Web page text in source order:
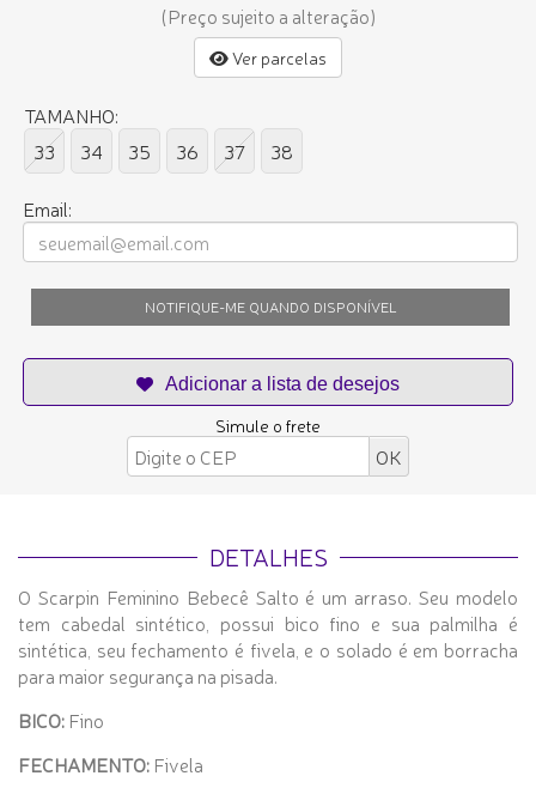
(Preço sujeito a alteração)
Ver parcelas
TAMANHO:
33
34 35 36 37 38
Email:
NOTIFIQUE-ME QUANDO DISPONÍVEL
Simule o frete
DETALHES
O Scarpin Feminino Bebecê Salto é um arraso. Seu modelo
tem cabedal sintético, possui bico fino e sua palmilha é
sintética, seu fechamento é fivela, e o solado é em borracha
para maior segurança na pisada.
BICO: Fino
FECHAMENTO: Fivela